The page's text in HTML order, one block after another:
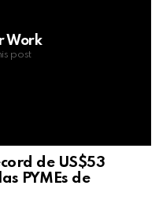
Work
post
de US$53
PYMEs de